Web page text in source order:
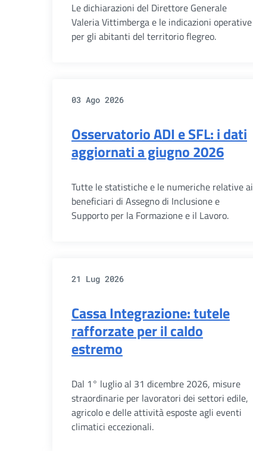
Le dichiarazioni del Direttore Generale
Valeria Vittimberga e le indicazioni operative
per gli abitanti del territorio flegreo.
03 Ago 2026
Osservatorio ADI e SFL: i dati
aggiornati a giugno 2026
Tutte le statistiche e le numeriche relative ai
beneficiari di Assegno di Inclusione e
Supporto per la Formazione e il Lavoro.
21 Lug 2026
Cassa Integrazione: tutele
rafforzate per il caldo
estremo
Dal 1° luglio al 31 dicembre 2026, misure
straordinarie per lavoratori dei settori edile,
agricolo e delle attività esposte agli eventi
climatici eccezionali.